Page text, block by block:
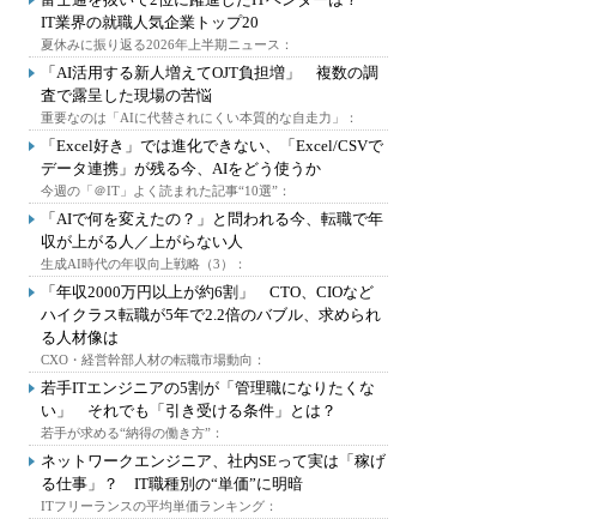
IT業界の就職人気企業トップ20
夏休みに振り返る2026年上半期ニュース：
「AI活用する新人増えてOJT負担増」 複数の調
査で露呈した現場の苦悩
重要なのは「AIに代替されにくい本質的な自走力」：
「Excel好き」では進化できない、「Excel/CSVで
データ連携」が残る今、AIをどう使うか
今週の「＠IT」よく読まれた記事“10選”：
「AIで何を変えたの？」と問われる今、転職で年
収が上がる人／上がらない人
生成AI時代の年収向上戦略（3）：
「年収2000万円以上が約6割」 CTO、CIOなど
ハイクラス転職が5年で2.2倍のバブル、求められ
る人材像は
CXO・経営幹部人材の転職市場動向：
若手ITエンジニアの5割が「管理職になりたくな
い」 それでも「引き受ける条件」とは？
若手が求める“納得の働き方”：
ネットワークエンジニア、社内SEって実は「稼げ
る仕事」？ IT職種別の“単価”に明暗
ITフリーランスの平均単価ランキング：